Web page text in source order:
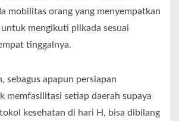
mobilitas orang yang menyempatkan
mengikuti pilkada sesuai
tinggalnya.
sebagus apapun persiapan
memfasilitasi setiap daerah supaya
kesehatan di hari H, bisa dibilang